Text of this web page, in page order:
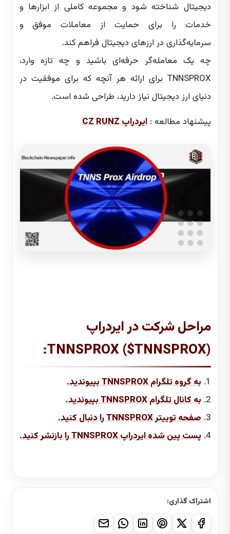
دیجیتال شناخته شود و مجموعه کاملی از ابزارها و
خدمات را برای حمایت از معاملات موفق و
سرمایه‌گذاری در ارزهای دیجیتال فراهم کند.
چه یک معامله‌گر حرفه‌ای باشید و چه تازه وارد،
TNNSPROX برای ارائه هر آنچه که برای موفقیت در
دنیای ارز دیجیتال نیاز دارید، طراحی شده است.
پیشنهاد مطالعه :ایردراپ CZ RUNZ
مراحل شرکت در ایردراپ
TNNSPROX ($TNNSPROX):
1. به گروه تلگرام TNNSPROX بپیوندید.
2. به کانال تلگرام TNNSPROX بپیوندید.
3. صفحه توییتر TNNSPROX را دنبال کنید.
4. پست پین شده ایردراپ TNNSPROX را بازنشر کنید.
اشتراک گذاری: